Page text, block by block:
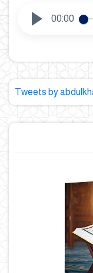
00:00
Tweets by